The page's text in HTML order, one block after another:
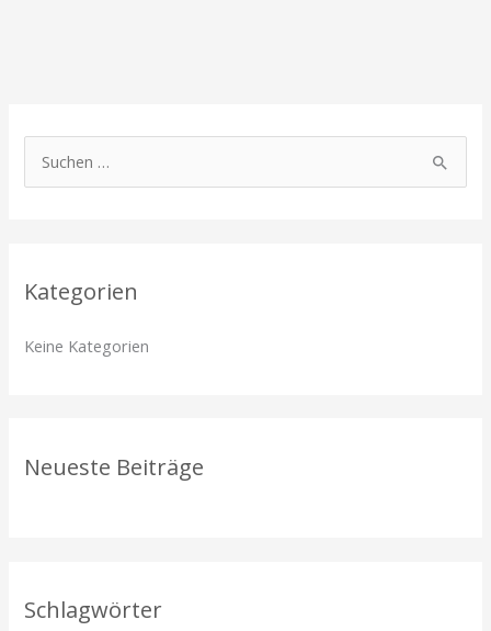
e
n
Kategorien
Keine Kategorien
Neueste Beiträge
Schlagwörter